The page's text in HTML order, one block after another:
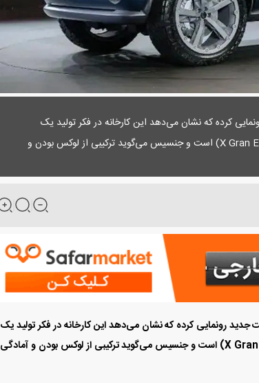
کرده که نشان می‌دهد این کارخانه در فکر تولید یک
شاسی‌‌‌بلند جدید است. نام این کانسپت «ایکس گرن اکواتور» (X Gran Equator) است و جنسیس می‌گوید ترکیبی از لوکس‌‌‌ بودن و
رونمایی کرده که نشان می‌دهد این کارخانه در فکر تولید یک
شاسی‌‌‌بلند جدید است. نام این کانسپت «ایکس گرن اکواتور» (X Gran Equator) است و جنسیس می‌گوید ترکیبی از لوکس‌‌‌ بودن و آمادگی